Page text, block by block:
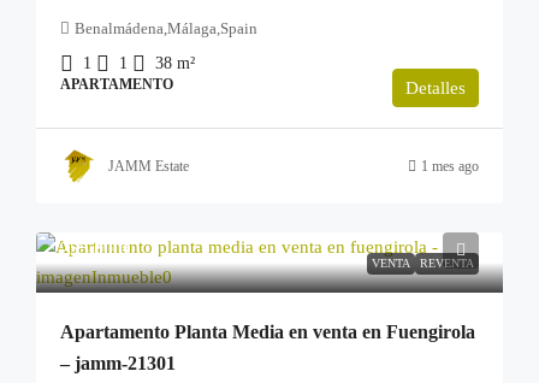
Benalmádena,Málaga,Spain
1
1 38 m²
APARTAMENTO Detalles
JAMM Estate 1 mes ago
VENTA REVENTA
255.000€
Apartamento Planta Media en venta en Fuengirola
– jamm-21301